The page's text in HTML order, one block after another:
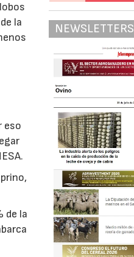
la
eso
de la
NEWSLETTERS